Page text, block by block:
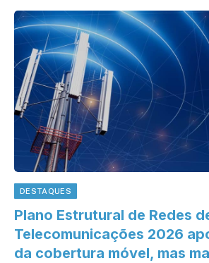
DESTAQUES
Plano Estrutural de Redes
Telecomunicações 2026
da cobertura móvel, mas